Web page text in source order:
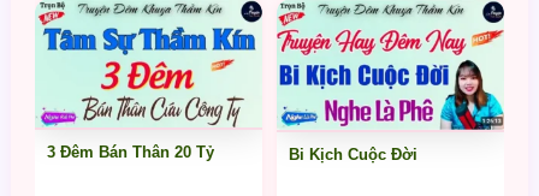
3 Đêm Bán Thân 20 Tỷ Bi Kịch Cuộc Đời